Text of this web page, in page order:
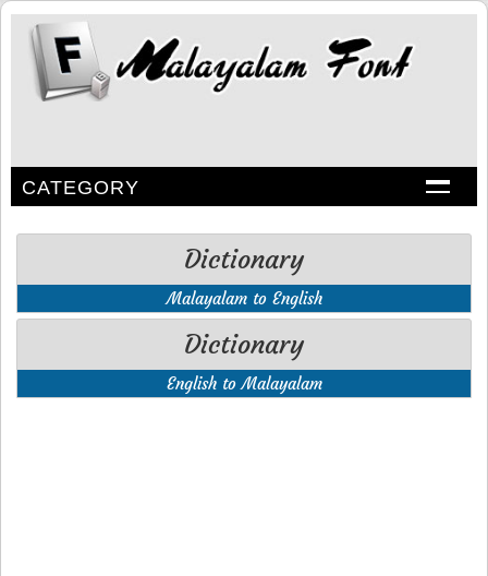
CATEGORY
Dictionary
Malayalam to English
Dictionary
English to Malayalam